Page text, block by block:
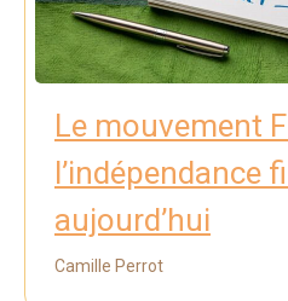
Le mouvement
l’indépendance
aujourd’hui
Camille Perrot